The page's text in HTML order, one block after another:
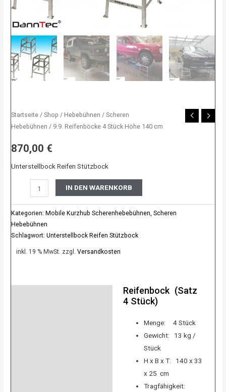
Startseite /Shop / Hebebühnen /Scheren
Hebebühnen / 9.9. Reifenböcke 4 Stück Höhe 140 cm
870,00 €
Unterstellbock Reifen Stützbock
IN DEN WARENKORB
Kategorien: Mobile Kurzhub Scherenhebebühnen,Scheren
Hebebühnen
Schlagwort:Unterstellbock Reifen Stützbock
inkl. 19 % MwSt. zzgl.Versandkosten
Reifenbock (Satz
4 Stück)
Menge: 4 Stück
Gewicht: 13 kg /
Stück
H x B x T: 140 x 33
x 25 cm
Tragfähigkeit: